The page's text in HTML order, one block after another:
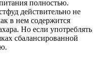
полностью.
действительно не
в нем содержится
Но если употреблять
сбалансированной